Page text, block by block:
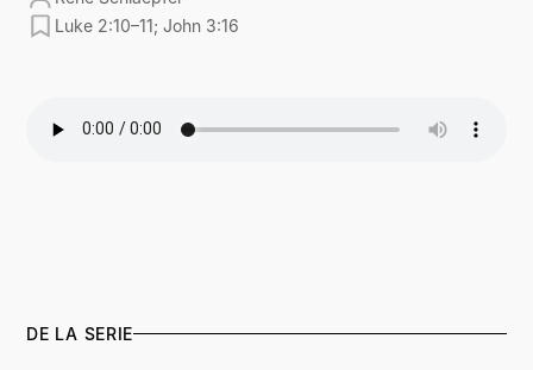
Luke 2:10–11; John 3:16
DE LA SERIE